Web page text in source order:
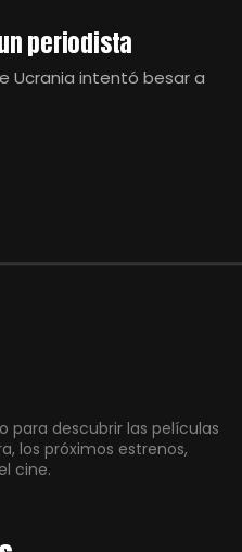
periodista
Ucrania intentó besar a
para descubrir las películas
los próximos estrenos,
cine.